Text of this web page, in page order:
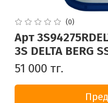
(0)
Арт
3S DELTA BERG
51 000 тг.